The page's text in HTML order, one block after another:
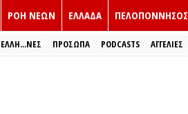
ΡΟΗ ΝΕΩΝ ΕΛΛΑΔΑ ΠΕΛΟΠΟΝΝΗΣΟΣ
ΈΛΛΗ...ΝΕΣ ΠΡΌΣΩΠΑ PODCASTS ΑΓΓΕΛΙΕΣ